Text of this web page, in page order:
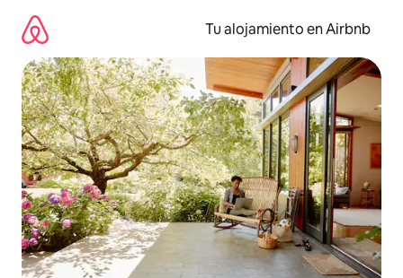
contenido
Tu alojamiento en Airbnb